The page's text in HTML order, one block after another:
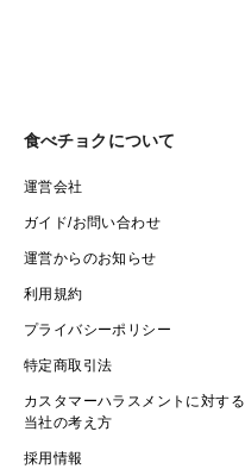
食べチョクについて
運営会社
ガイド/お問い合わせ
運営からのお知らせ
利用規約
プライバシーポリシー
特定商取引法
カスタマーハラスメントに対する
当社の考え方
採用情報